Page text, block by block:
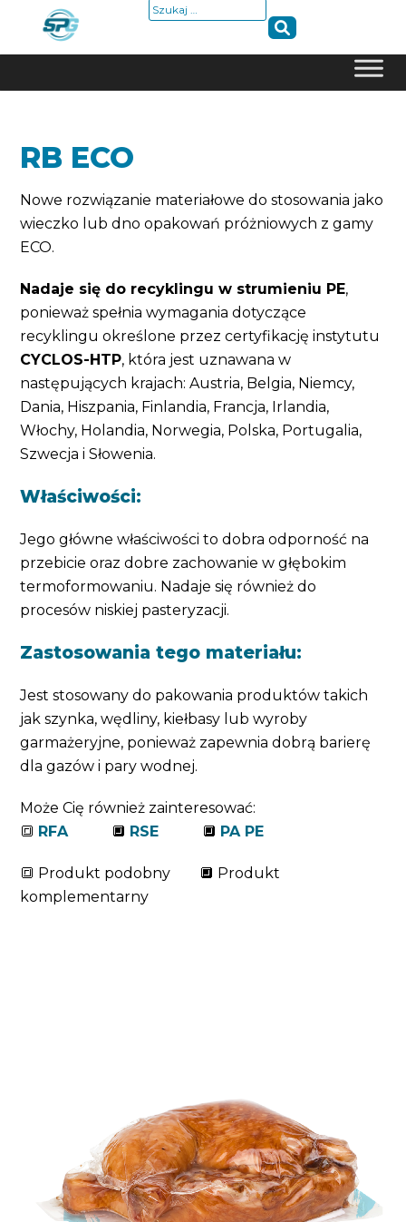
content
Szukaj:
RB ECO
Nowe rozwiązanie materiałowe do stosowania jako
wieczko lub dno opakowań próżniowych z gamy
ECO.
Nadaje się do recyklingu w strumieniu PE,
ponieważ spełnia wymagania dotyczące
recyklingu określone przez certyfikację instytutu
CYCLOS-HTP, która jest uznawana w
następujących krajach: Austria, Belgia, Niemcy,
Dania, Hiszpania, Finlandia, Francja, Irlandia,
Włochy, Holandia, Norwegia, Polska, Portugalia,
Szwecja i Słowenia.
Właściwości:
Jego główne właściwości to dobra odporność na
przebicie oraz dobre zachowanie w głębokim
termoformowaniu. Nadaje się również do
procesów niskiej pasteryzacji.
Zastosowania tego materiału:
Jest stosowany do pakowania produktów takich
jak szynka, wędliny, kiełbasy lub wyroby
garmażeryjne, ponieważ zapewnia dobrą barierę
dla gazów i pary wodnej.
Może Cię również zainteresować:
🔳 RFA🔲 RSE 🔲 PA PE
🔳 Produkt podobny 🔲 Produkt
komplementarny